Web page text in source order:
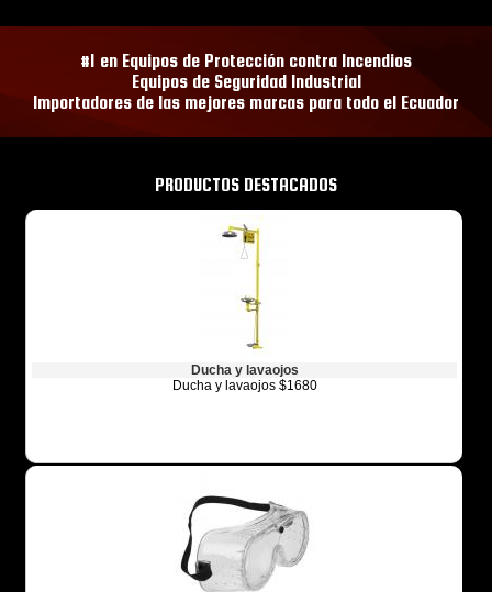
#1 en Equipos de Protección contra Incendios
Equipos de Seguridad Industrial
Importadores de las mejores marcas para todo el Ecuador
PRODUCTOS DESTACADOS
Ducha y lavaojos
Ducha y lavaojos $1680